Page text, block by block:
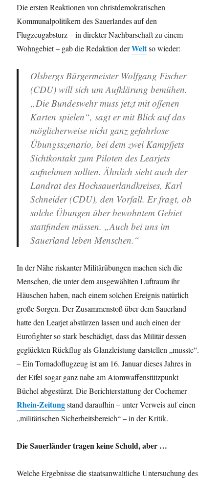
Die ersten Reaktionen von christdemokratischen
Kommunalpolitikern des Sauerlandes auf den
Flugzeugabsturz – in direkter Nachbarschaft zu einem
Wohngebiet – gab die Redaktion derWeltso wieder:
Olsbergs Bürgermeister Wolfgang Fischer
(CDU) will sich um Aufklärung bemühen.
„Die Bundeswehr muss jetzt mit offenen
Karten spielen“, sagt er mit Blick auf das
möglicherweise nicht ganz gefahrlose
Übungsszenario, bei dem zwei Kampfjets
Sichtkontakt zum Piloten des Learjets
aufnehmen sollten. Ähnlich sieht auch der
Landrat des Hochsauerlandkreises, Karl
Schneider (CDU), den Vorfall. Er fragt, ob
solche Übungen über bewohntem Gebiet
stattfinden müssen. „Auch bei uns im
Sauerland leben Menschen.“
In der Nähe riskanter Militärübungen machen sich die
Menschen, die unter dem ausgewählten Luftraum ihr
Häuschen haben, nach einem solchen Ereignis natürlich
große Sorgen. Der Zusammenstoß über dem Sauerland
hatte den Learjet abstürzen lassen und auch einen der
Eurofighter so stark beschädigt, dass das Militär dessen
geglückten Rückflug als Glanzleistung darstellen „musste“.
– Ein Tornadoflugzeug ist am 16. Januar dieses Jahres in
der Eifel sogar ganz nahe am Atomwaffenstützpunkt
Büchel abgestürzt. Die Berichterstattung der Cochemer
Rhein-Zeitungstand daraufhin – unter Verweis auf einen
„militärischen Sicherheitsbereich“ – in der Kritik.
Die Sauerländer tragen keine Schuld, aber …
Welche Ergebnisse die staatsanwaltliche Untersuchung des